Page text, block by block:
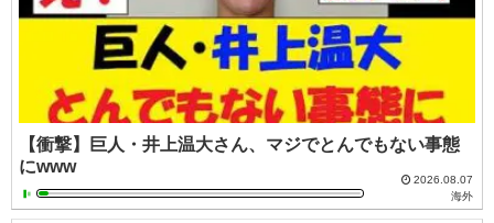
【衝撃】巨人・井上温大さん、マジでとんでもない事態
にwww
2026.08.07
海外